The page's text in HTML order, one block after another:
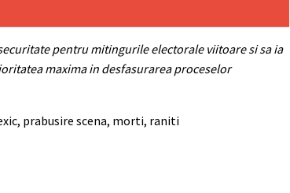
pentru mitingurile electorale viitoare si sa ia
maxima in desfasurarea proceselor
prabusire scena, morti, raniti